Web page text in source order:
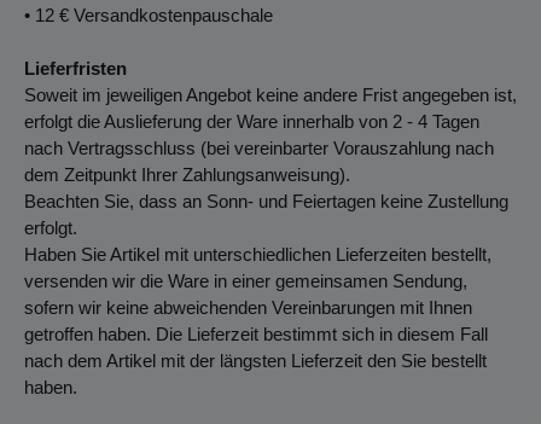
• 12 € Versandkostenpauschale
Lieferfristen
Soweit im jeweiligen Angebot keine andere Frist angegeben ist,
erfolgt die Auslieferung der Ware innerhalb von 2 - 4 Tagen
nach Vertragsschluss (bei vereinbarter Vorauszahlung nach
dem Zeitpunkt Ihrer Zahlungsanweisung).
Beachten Sie, dass an Sonn- und Feiertagen keine Zustellung
erfolgt.
Haben Sie Artikel mit unterschiedlichen Lieferzeiten bestellt,
versenden wir die Ware in einer gemeinsamen Sendung,
sofern wir keine abweichenden Vereinbarungen mit Ihnen
getroffen haben. Die Lieferzeit bestimmt sich in diesem Fall
nach dem Artikel mit der längsten Lieferzeit den Sie bestellt
haben.